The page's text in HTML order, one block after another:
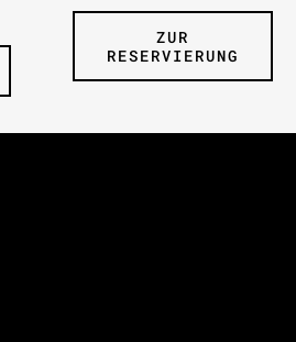
ZUR
RESERVIERUNG